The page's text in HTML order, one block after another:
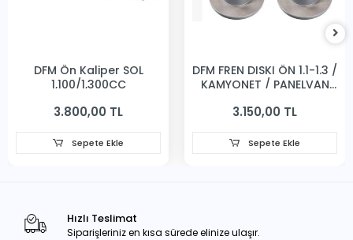
DFM Ön Kaliper SOL
1,100/1,300CC
3.800,00 TL
Sepete Ekle
DFM FREN DISKI ÖN 1.1-1.3 /
KAMYONET / PANELVAN
3.150,00 TL
Sepete Ekle
Hızlı Teslimat
Siparişleriniz en kısa sürede elinize ulaşır.